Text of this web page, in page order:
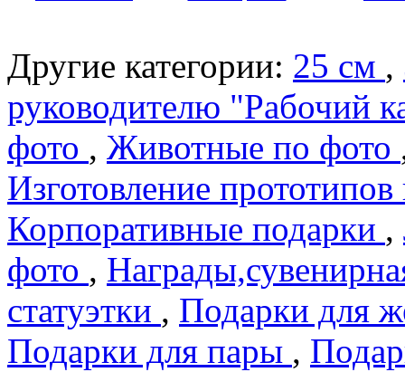
Другие категории: 25 см ,
руководителю "Рабочий
фото , Животные по фото
Изготовление
Корпоративные подарки ,
фото ,
статуэтки , Подарки для
Подарки для пары ,